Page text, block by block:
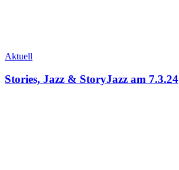
Aktuell
Stories, Jazz & StoryJazz am 7.3.24